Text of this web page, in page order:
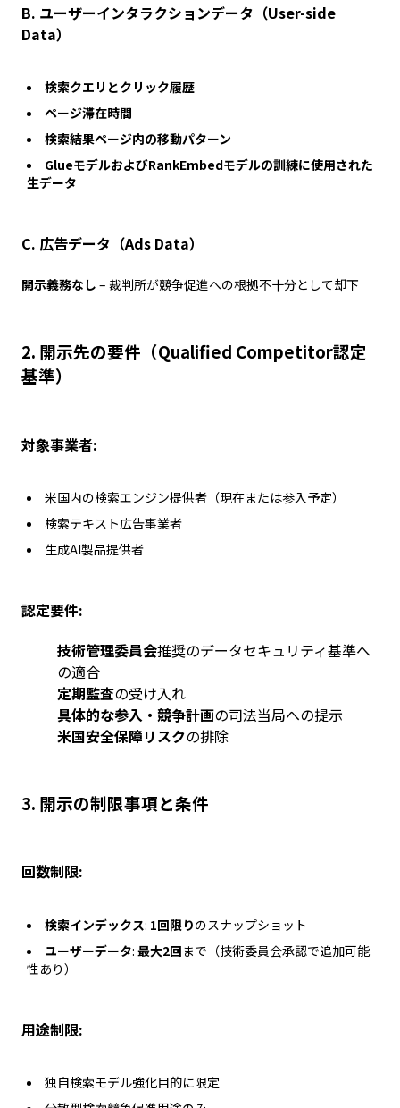
B. ユーザーインタラクションデータ（User-side
Data）
検索クエリとクリック履歴
ページ滞在時間
検索結果ページ内の移動パターン
GlueモデルおよびRankEmbedモデルの訓練に使用された
生データ
C. 広告データ（Ads Data）
開示義務なし – 裁判所が競争促進への根拠不十分として却下
2. 開示先の要件（Qualified Competitor認定
基準）
対象事業者:
米国内の検索エンジン提供者（現在または参入予定）
検索テキスト広告事業者
生成AI製品提供者
認定要件:
技術管理委員会推奨のデータセキュリティ基準へ
の適合
定期監査の受け入れ
具体的な参入・競争計画の司法当局への提示
米国安全保障リスクの排除
3. 開示の制限事項と条件
回数制限:
検索インデックス: 1回限りのスナップショット
ユーザーデータ: 最大2回まで（技術委員会承認で追加可能
性あり）
用途制限:
独自検索モデル強化目的に限定